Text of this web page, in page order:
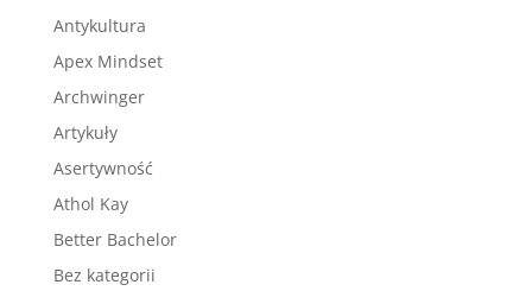
Antykultura
Apex Mindset
Archwinger
Artykuły
Asertywność
Athol Kay
Better Bachelor
Bez kategorii